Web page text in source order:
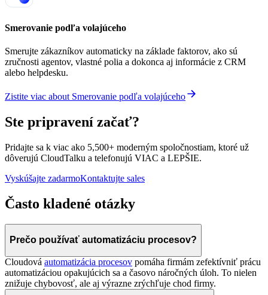
Smerovanie podľa volajúceho
Smerujte zákazníkov automaticky na základe faktorov, ako sú
zručnosti agentov, vlastné polia a dokonca aj informácie z CRM
alebo helpdesku.
Zistite viac about Smerovanie podľa volajúceho
Ste pripravení začať?
Pridajte sa k viac ako 5,500+ moderným spoločnostiam, ktoré už
dôverujú CloudTalku a telefonujú VIAC a LEPŠIE.
Vyskúšajte zadarmoKontaktujte sales
Často kladené otázky
Prečo používať automatizáciu procesov?
Cloudová automatizácia procesov pomáha firmám zefektívniť prácu
automatizáciou opakujúcich sa a časovo náročných úloh. To nielen
znižuje chybovosť, ale aj výrazne zrýchľuje chod firmy.